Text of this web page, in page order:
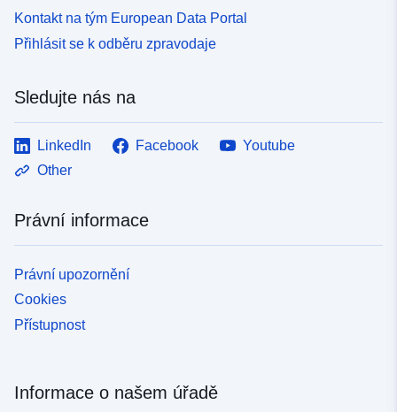
Kontakt na tým European Data Portal
Přihlásit se k odběru zpravodaje
Sledujte nás na
LinkedIn Facebook
Youtube
Other
Právní informace
Právní upozornění
Cookies
Přístupnost
Informace o našem úřadě